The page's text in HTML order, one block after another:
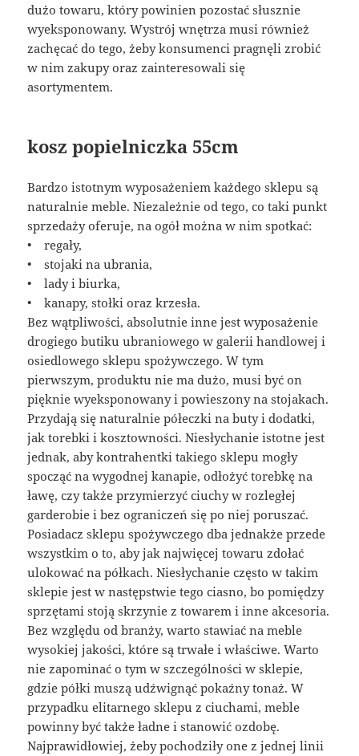
dużo towaru, który powinien pozostać słusznie
wyeksponowany. Wystrój wnętrza musi również
zachęcać do tego, żeby konsumenci pragnęli zrobić
w nim zakupy oraz zainteresowali się
asortymentem.
kosz popielniczka 55cm
Bardzo istotnym wyposażeniem każdego sklepu są
naturalnie meble. Niezależnie od tego, co taki punkt
sprzedaży oferuje, na ogół można w nim spotkać:
• regały,
• stojaki na ubrania,
• lady i biurka,
• kanapy, stołki oraz krzesła.
Bez wątpliwości, absolutnie inne jest wyposażenie
drogiego butiku ubraniowego w galerii handlowej i
osiedlowego sklepu spożywczego. W tym
pierwszym, produktu nie ma dużo, musi być on
pięknie wyeksponowany i powieszony na stojakach.
Przydają się naturalnie półeczki na buty i dodatki,
jak torebki i kosztowności. Niesłychanie istotne jest
jednak, aby kontrahentki takiego sklepu mogły
spocząć na wygodnej kanapie, odłożyć torebkę na
ławę, czy także przymierzyć ciuchy w rozległej
garderobie i bez ograniczeń się po niej poruszać.
Posiadacz sklepu spożywczego dba jednakże przede
wszystkim o to, aby jak najwięcej towaru zdołać
ulokować na półkach. Niesłychanie często w takim
sklepie jest w następstwie tego ciasno, bo pomiędzy
sprzętami stoją skrzynie z towarem i inne akcesoria.
Bez względu od branży, warto stawiać na meble
wysokiej jakości, które są trwałe i właściwe. Warto
nie zapominać o tym w szczególności w sklepie,
gdzie półki muszą udźwignąć pokaźny tonaż. W
przypadku elitarnego sklepu z ciuchami, meble
powinny być także ładne i stanowić ozdobę.
Najprawidłowiej, żeby pochodziły one z jednej linii